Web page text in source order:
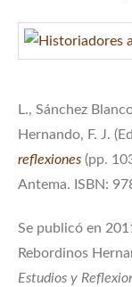
L., Sánchez
Hernando, F. J.
reflexiones (pp.
Antema. ISBN:
Se publicó en
Rebordinos
Estudios y